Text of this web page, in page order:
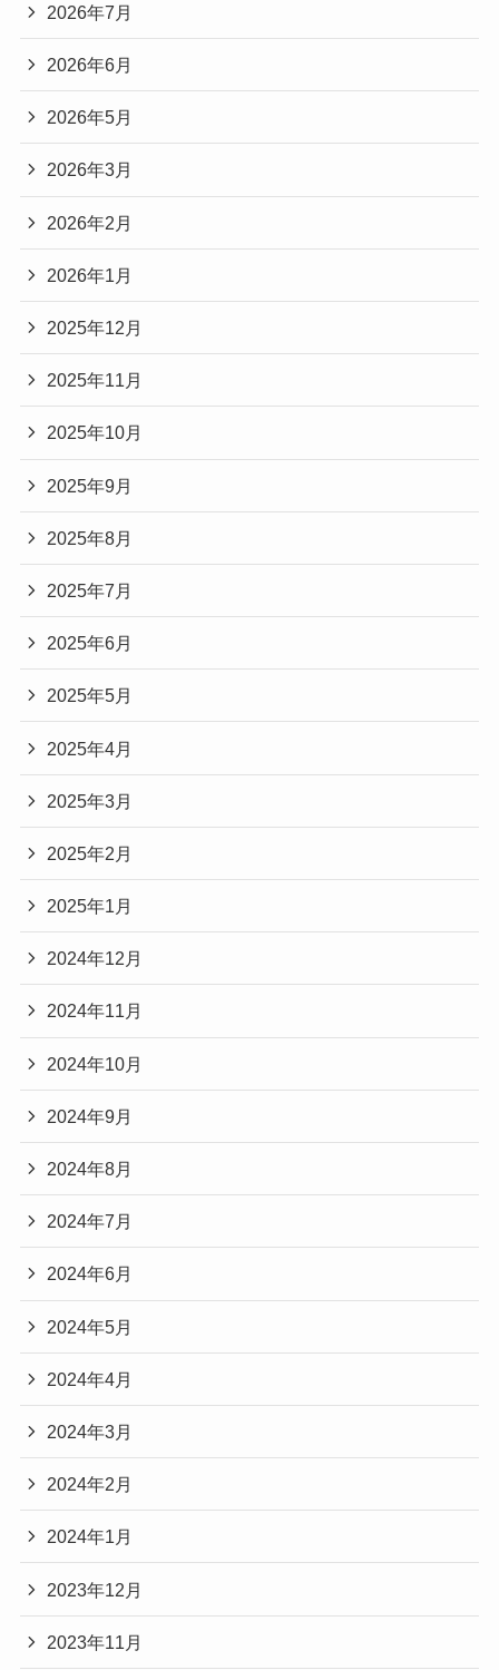
2026年7月
2026年6月
2026年5月
2026年3月
2026年2月
2026年1月
2025年12月
2025年11月
2025年10月
2025年9月
2025年8月
2025年7月
2025年6月
2025年5月
2025年4月
2025年3月
2025年2月
2025年1月
2024年12月
2024年11月
2024年10月
2024年9月
2024年8月
2024年7月
2024年6月
2024年5月
2024年4月
2024年3月
2024年2月
2024年1月
2023年12月
2023年11月